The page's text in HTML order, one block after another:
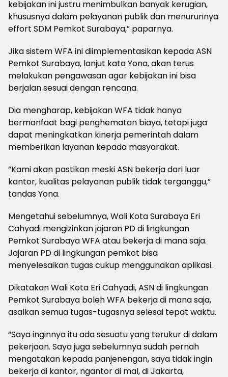
kebijakan ini justru menimbulkan banyak kerugian,
khususnya dalam pelayanan publik dan menurunnya
effort SDM Pemkot Surabaya,” paparnya.
Jika sistem WFA ini diimplementasikan kepada ASN
Pemkot Surabaya, lanjut kata Yona, akan terus
melakukan pengawasan agar kebijakan ini bisa
berjalan sesuai dengan rencana.
Dia mengharap, kebijakan WFA tidak hanya
bermanfaat bagi penghematan biaya, tetapi juga
dapat meningkatkan kinerja pemerintah dalam
memberikan layanan kepada masyarakat.
”Kami akan pastikan meski ASN bekerja dari luar
kantor, kualitas pelayanan publik tidak terganggu,”
tandas Yona.
Mengetahui sebelumnya, Wali Kota Surabaya Eri
Cahyadi mengizinkan jajaran PD di lingkungan
Pemkot Surabaya WFA atau bekerja di mana saja.
Jajaran PD di lingkungan pemkot bisa
menyelesaikan tugas cukup menggunakan aplikasi.
Dikatakan Wali Kota Eri Cahyadi, ASN di lingkungan
Pemkot Surabaya boleh WFA bekerja di mana saja,
asalkan semua tugas-tugasnya selesai tepat waktu.
“Saya inginnya itu ada sesuatu yang terukur di dalam
pekerjaan. Saya juga sebelumnya sudah pernah
mengatakan kepada panjenengan, saya tidak ingin
bekerja di kantor, ngantor di mal, di Jakarta,